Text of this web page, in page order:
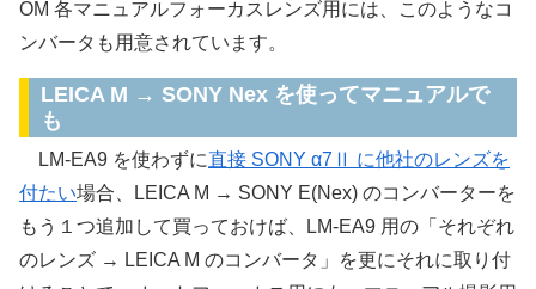
OM 各マニュアルフォーカスレンズ用には、このようなコ
ンバータも用意されています。
LEICA M → SONY Nex を使ってマニュアルで
も
LM-EA9 を使わずに直接 SONY α7Ⅱ に他社のレンズを
付たい場合、LEICA M → SONY E(Nex) のコンバーターを
もう１つ追加して買っておけば、LM-EA9 用の「それぞれ
のレンズ → LEICA M のコンバータ」を更にそれに取り付